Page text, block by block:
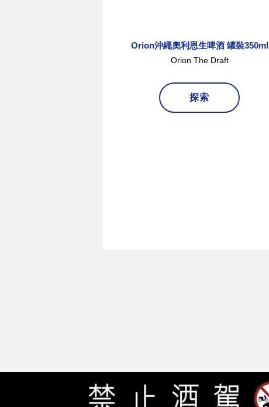
Orion沖繩奧利恩生啤酒 罐裝350ml
Orion The Draft
探索